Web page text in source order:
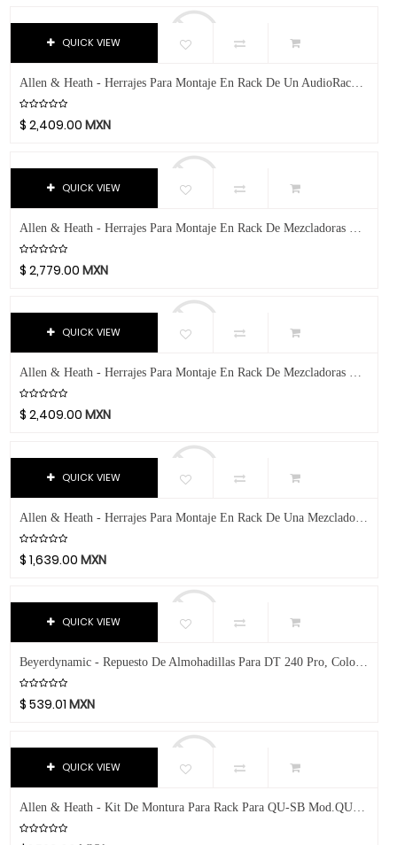
Monitores De Estudio
Pedales - Multiefectos
Sistemas De Audio Pro
Iluminación
Instrumentos Musicales
Libros Y Revistas
Software
Bill Lawrence
Blessing
Blue
Boston Acoustics
Boundles Audio
C.B.I.
CAD
Caraya
Celestion
Cerwin-Vega
Champion
Chicago Blues
Co2Crea
Cocoon Innovations
Conn-Selmer
Coreelo
CPK
D'Addario
Dave Smith
Db Technologies
Dictum
Digitech
Dixon
DJTT
QUICK VIEW
Allen & Heath - Herrajes Para Montaje En Rack De Un AudioRack AB168 Mod.AB1608-RK19X
$2,409.00 MXN
QUICK VIEW
$2,779.00 MXN
QUICK VIEW
Allen & Heath - Herrajes Para Montaje En Rack De Mezcladoras ZED14 Y ZED12FX Mod.Z1402-RK19X
$2,409.00 MXN
QUICK VIEW
$1,639.00 MXN
QUICK VIEW
Beyerdynamic - Repuesto De Almohadillas Para DT 240 Pro, Color: Negro Mod.EDT 240
$539.01 MXN
QUICK VIEW